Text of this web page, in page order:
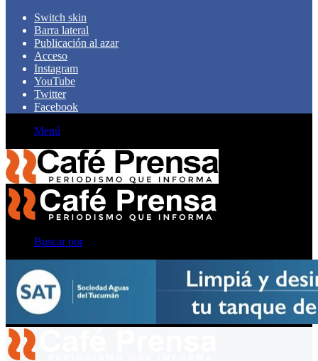
Switch skin
Barra lateral
Publicación al azar
Acceso
Instagram
YouTube
Twitter
Facebook
Menú
Buscar por